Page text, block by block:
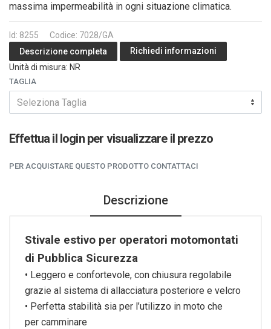
massima impermeabilità in ogni situazione climatica.
Id: 8255
Codice: 7028/GA
Descrizione completa
Richiedi informazioni
Unità di misura: NR
TAGLIA
Seleziona Taglia
Effettua il login per visualizzare il prezzo
PER ACQUISTARE QUESTO PRODOTTO CONTATTACI
Descrizione
Stivale estivo per operatori motomontati
di Pubblica Sicurezza
• Leggero e confortevole, con chiusura regolabile
grazie al sistema di allacciatura posteriore e velcro
• Perfetta stabilità sia per l’utilizzo in moto che
per camminare